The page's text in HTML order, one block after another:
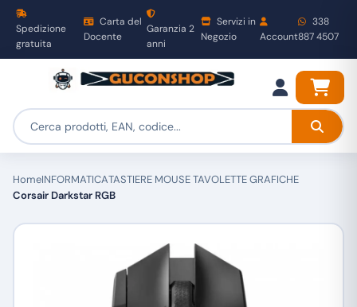
Spedizione
gratuita
Carta del
Docente
Garanzia 2
anni
Servizi in
Negozio
Account
338
887 4507
HomeINFORMATICATASTIERE MOUSE TAVOLETTE GRAFICHE
Corsair Darkstar RGB